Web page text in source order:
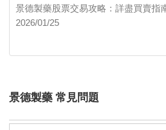
景德製藥股票交易攻略：詳盡買賣指
2026/01/25
景德製藥 常見問題